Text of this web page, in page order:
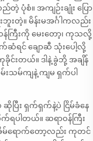
ပုံစံ။ အကျဉ်းချုံး ပြော
ဘူးတဲ့။ မိန်းမအင်္ဂါကလည်း
န်ကြီးကို မေးတော့၊ ကုသလို့
ရင် ချောဆီ သုံးပေါ့လို့
င်းတယ်။ ဒါနဲ့ ခွဲဘို့ အချိန်
းသမ်ကျနဲ့ ကျမ ရှက်ပါ
း ရှက်ရှက်နဲ့ပဲ ငြိမ်ခံနေ
ရပါတယ်။ ဆရာဝန်ကြီး
အိမ်ရောက်တော့လည်း ကုတင်